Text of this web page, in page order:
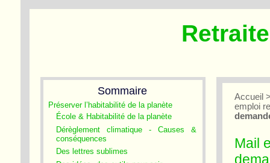
Sommaire
Préserver l’habitabilité de la planète
École & Habitabilité de la planète
Dérèglement climatique - Causes &
conséquences
Des lettres sublimes
Accueil
emploi
Mail